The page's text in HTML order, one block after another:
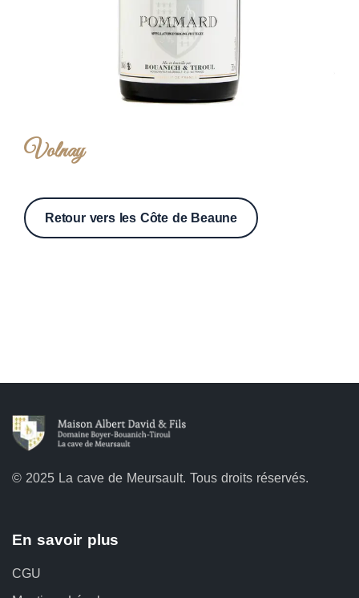
Volnay
Retour vers les Côte de Beaune
© 2025 La cave de Meursault. Tous droits réservés.
En savoir plus
CGU